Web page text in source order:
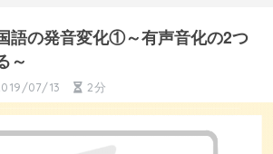
語の発音変化①～有声音化の2つ
～
07/13 2分